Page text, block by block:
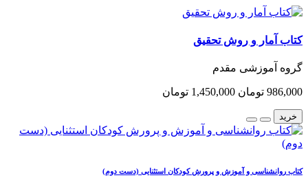
کتاب آمار و روش تحقیق
گروه آموزشی مقدم
986,000 تومان 1,450,000 تومان
خرید
کتاب روانشناسی و آموزش و پرورش کودکان استثنایی (دست دوم)